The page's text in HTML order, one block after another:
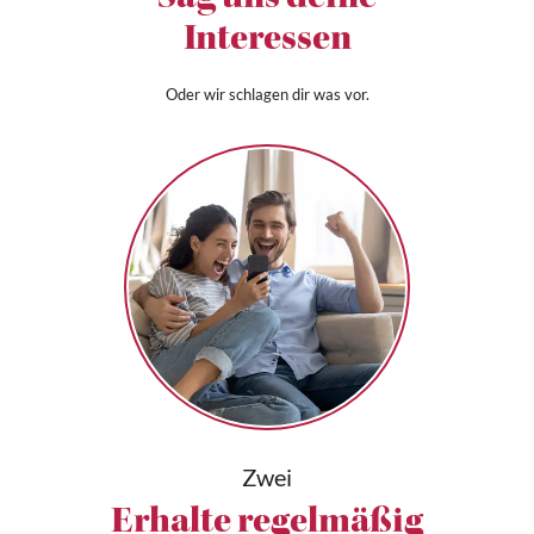
untermalte Musik , die Witze die zwischendurch
eingebracht wurden und die anmutigen Tänzer
lohnt zu besuchen. Alles in allem ein wunderschöner
bei den Beat of Irish Dance empfehlen!
Interessen
Oder wir schlagen dir was vor.
Zwei
Erhalte regelmäßig